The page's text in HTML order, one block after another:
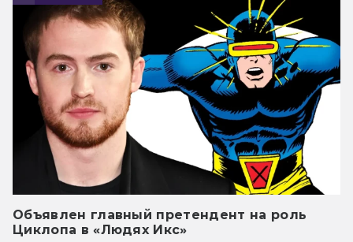
Объявлен главный претендент на роль
Циклопа в «Людях Икс»